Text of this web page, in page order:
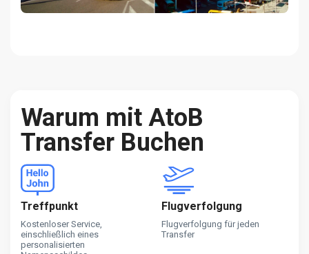
Warum mit AtoB
Transfer Buchen
Treffpunkt
Kostenloser Service,
einschließlich eines
personalisierten
Flugverfolgung
Flugverfolgung für jeden
Transfer